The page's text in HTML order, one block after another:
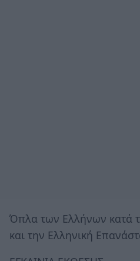
Όπλα των Eλλήνων κατά
και την Ελληνική